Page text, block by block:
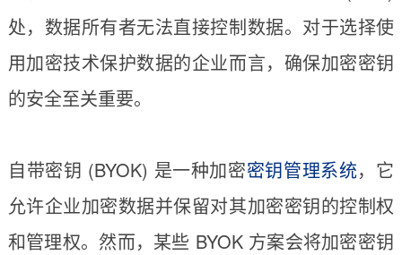
处，数据所有者无法直接控制数据。对于选择使
用加密技术保护数据的企业而言，确保加密密钥
的安全至关重要。
自带密钥 (BYOK) 是一种加密密钥管理系统，它
允许企业加密数据并保留对其加密密钥的控制权
和管理权。然而，某些 BYOK 方案会将加密密钥